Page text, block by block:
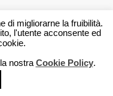
2, 20135 - Milano |
certificata)
legali
di migliorarne la fruibilità.
l'utente acconsente ed
nostra Cookie Policy.